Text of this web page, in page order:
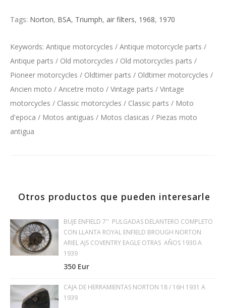
Tags: Norton, BSA, Triumph, air filters, 1968, 1970
Keywords: Antique motorcycles / Antique motorcycle parts /
Antique parts / Old motorcycles / Old motorcycles parts /
Pioneer motorcycles / Oldtimer parts / Oldtimer motorcycles /
Ancien moto / Ancetre moto / Vintage parts / Vintage
motorcycles / Classic motorcycles / Classic parts / Moto
d'epoca / Motos antiguas / Motos clasicas / Piezas moto
antigua
Otros productos que pueden interesarle
BUJE ENFIELD 7'' PULGADAS DELANTERO COMPLETO
CON LLANTA ROYAL ENFIELD BROUGH NORTON
ARIEL AJS COVENTRY EAGLE OTRAS AÑOS 1930 A
1939
350 Eur
CAJA DE HERRAMIENTAS NORTON 18 / 16H 1931 A
1939